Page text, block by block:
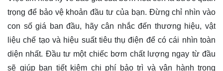
trọng để bảo vệ khoản đầu tư của bạn. Đừng chỉ nhìn vào
con số giá ban đầu, hãy cân nhắc đến thương hiệu, vật
liệu chế tạo và hiệu suất tiêu thụ điện để có cái nhìn toàn
diện nhất. Đầu tư một chiếc bơm chất lượng ngay từ đầu
sẽ giúp bạn tiết kiệm chi phí bảo trì và vận hành trong